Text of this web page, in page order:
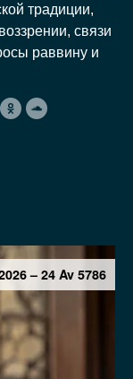
традиции,
связи
раввину и